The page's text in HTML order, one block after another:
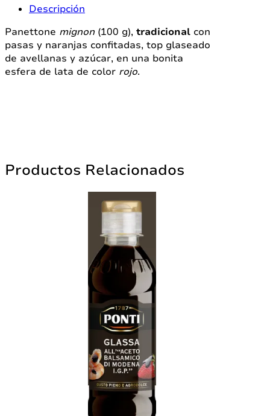
Descripción
Panettone mignon (100 g), tradicional con
pasas y naranjas confitadas, top glaseado
de avellanas y azúcar, en una bonita
esfera de lata de color rojo.
Productos Relacionados